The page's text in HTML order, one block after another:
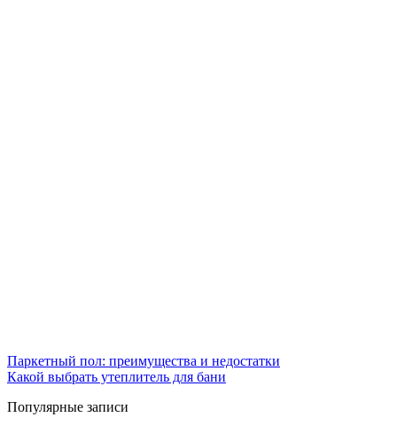
Паркетный пол: преимущества и недостатки
Какой выбрать утеплитель для бани
Популярные записи